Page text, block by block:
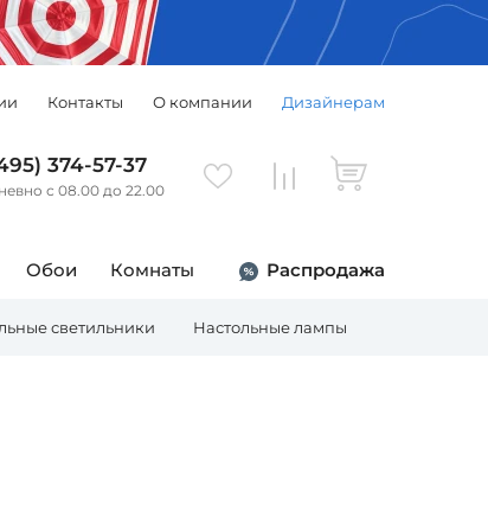
Контакты О компании Дизайнерам
374-57-37
с 08.00 до 22.00
Обои Комнаты Распродажа
светильники Настольные лампы